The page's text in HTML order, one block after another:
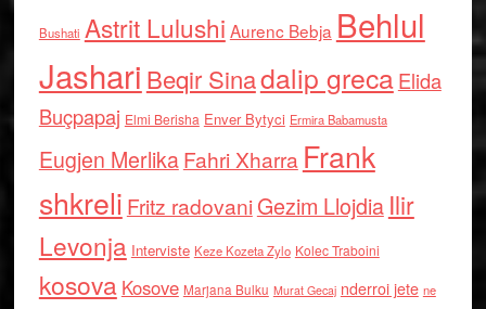
Bushati Astrit Lulushi Aurenc Bebja Behlul
Jashari Beqir Sinadalip grecaElida
Buçpapaj Elmi Berisha Enver Bytyci Ermira Babamusta
Eugjen MerlikaFahri Xharra Frank
shkreli Fritz radovaniGezim Llojdia Ilir
Levonja Interviste Keze Kozeta Zylo Kolec Traboini
kosova Kosove Marjana Bulku Murat Gecaj nderroi jete ne